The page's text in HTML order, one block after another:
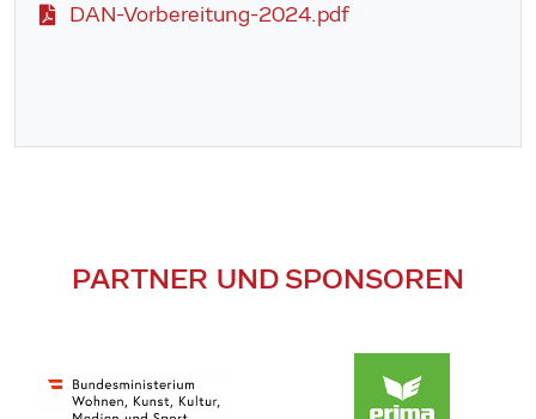
DAN-Vorbereitung-2024.pdf
PARTNER UND SPONSOREN